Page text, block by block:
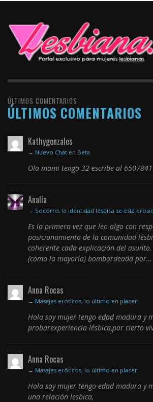
ÚLTIMOS COMENTARIOS
ÚLTIMOS COMENTARIOS
Kathygonzales
→ Nuevo Chat en Beta
Ola mami tengo 32 escribe al
Analía
→ Socorro, la identidad lésbica se está
Es la primera vez que leo algo con
posicionamiento de la comunidad
coherente cada explicación del asunto.
(como la mayoría) bombardeada por…
Anna Rocas
→ Masajes eróticos, lo último en placer
Hola soy mujer tengo edad madura y
probarexperiencia lésbica,por cierto
Anna Rocas
→ Masajes eróticos, lo último en placer
Hola soy mujer tengo edad madura y
una relación lesbica,